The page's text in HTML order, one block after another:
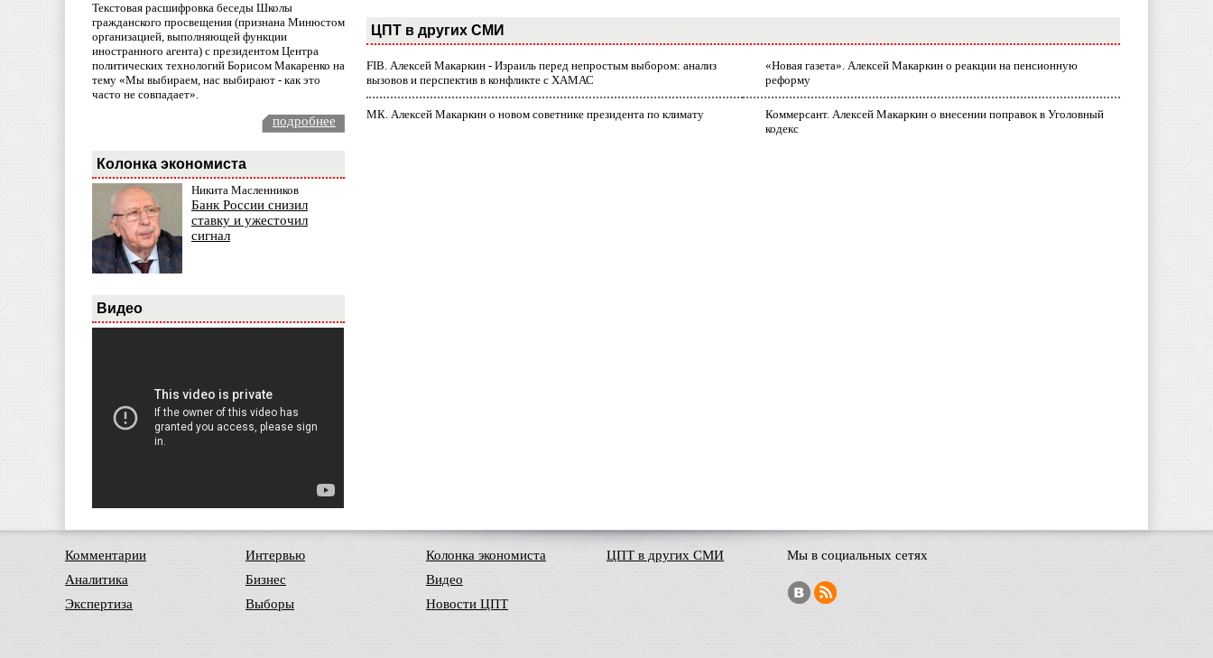
Текстовая расшифровка беседы Школы
гражданского просвещения (признана Минюстом
организацией, выполняющей функции
иностранного агента) с президентом Центра
политических технологий Борисом Макаренко на
тему «Мы выбираем, нас выбирают - как это
часто не совпадает».
подробнее
Колонка экономиста
Никита Масленников
Банк России снизил
ставку и ужесточил
сигнал
Видео
ЦПТ в других СМИ
FIB. Алексей Макаркин - Израиль перед непростым выбором: анализ
вызовов и перспектив в конфликте с ХАМАС
«Новая газета». Алексей Макаркин о реакции на пенсионную
реформу
МК. Алексей Макаркин о новом советнике президента по климату
Коммерсант. Алексей Макаркин о внесении поправок в Уголовный
кодекс
Комментарии
Аналитика
Экспертиза
Интервью
Бизнес
Выборы
Колонка экономиста
Видео
Новости ЦПТ
ЦПТ в других СМИ Мы в социальных сетях